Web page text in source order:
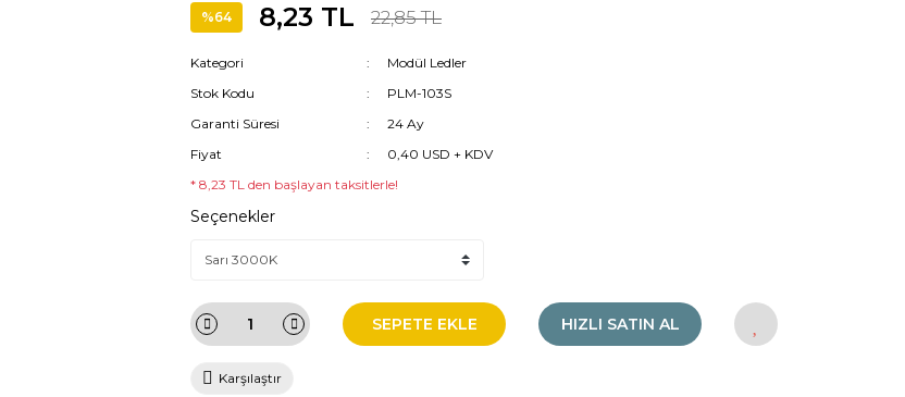
%64 8,23 TL 22,85 TL
Kategori
Modül Ledler
Stok Kodu
PLM-103S
Garanti Süresi
24 Ay
Fiyat
0,40 USD + KDV
* 8,23 TL den başlayan taksitlerle!
Seçenekler
SEPETE EKLE HIZLI SATIN AL
Karşılaştır